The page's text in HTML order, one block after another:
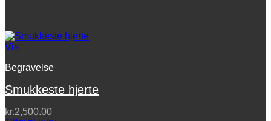
Vis
Begravelse
Smukkeste hjerte
kr.2,500.00